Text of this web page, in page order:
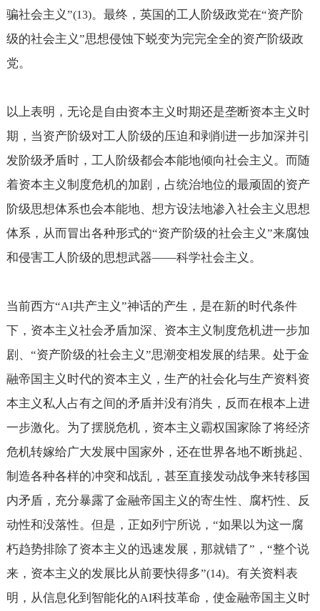
骗社会主义”(13)。最终，英国的工人阶级政党在“资产阶
级的社会主义”思想侵蚀下蜕变为完完全全的资产阶级政
党。
以上表明，无论是自由资本主义时期还是垄断资本主义时
期，当资产阶级对工人阶级的压迫和剥削进一步加深并引
发阶级矛盾时，工人阶级都会本能地倾向社会主义。而随
着资本主义制度危机的加剧，占统治地位的最顽固的资产
阶级思想体系也会本能地、想方设法地渗入社会主义思想
体系，从而冒出各种形式的“资产阶级的社会主义”来腐蚀
和侵害工人阶级的思想武器——科学社会主义。
当前西方“AI共产主义”神话的产生，是在新的时代条件
下，资本主义社会矛盾加深、资本主义制度危机进一步加
剧、“资产阶级的社会主义”思潮变相发展的结果。处于金
融帝国主义时代的资本主义，生产的社会化与生产资料资
本主义私人占有之间的矛盾并没有消失，反而在根本上进
一步激化。为了摆脱危机，资本主义霸权国家除了将经济
危机转嫁给广大发展中国家外，还在世界各地不断挑起、
制造各种各样的冲突和战乱，甚至直接发动战争来转移国
内矛盾，充分暴露了金融帝国主义的寄生性、腐朽性、反
动性和没落性。但是，正如列宁所说，“如果以为这一腐
朽趋势排除了资本主义的迅速发展，那就错了”，“整个说
来，资本主义的发展比从前要快得多”(14)。有关资料表
明，从信息化到智能化的AI科技革命，使金融帝国主义时